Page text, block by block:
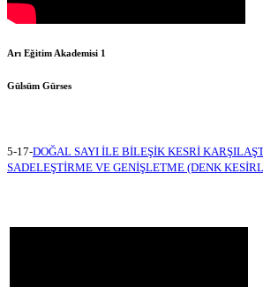
Arı Eğitim Akademisi 1
Gülsüm Gürses
5-17-DOĞAL SAYI İLE BİLEŞİK KESRİ
SADELEŞTİRME VE GENİŞLETME (DENK